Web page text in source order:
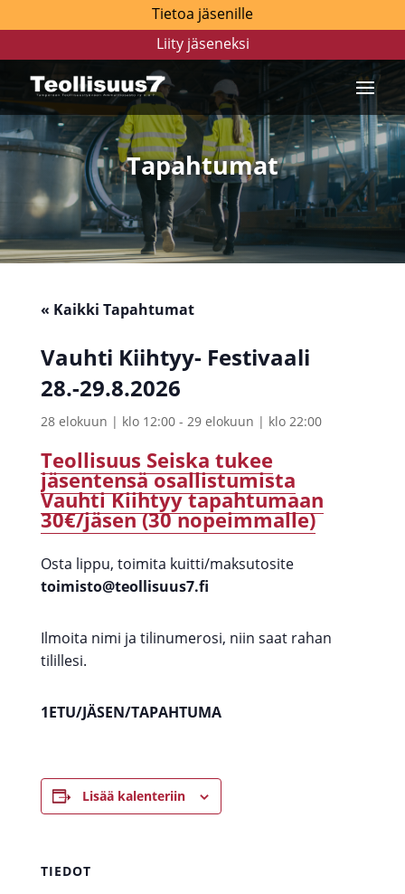
Tietoa jäsenille
Liity jäseneksi
Tapahtumat
« Kaikki Tapahtumat
Vauhti Kiihtyy- Festivaali
28.-29.8.2026
28 elokuun | klo 12:00- 29 elokuun | klo 22:00
Teollisuus Seiska tukee
jäsentensä osallistumista
Vauhti Kiihtyy tapahtumaan
30€/jäsen (30 nopeimmalle)
Osta lippu, toimita kuitti/maksutosite
toimisto@teollisuus7.fi
Ilmoita nimi ja tilinumerosi, niin saat rahan
tilillesi.
1ETU/JÄSEN/TAPAHTUMA
Lisää kalenteriin
TIEDOT